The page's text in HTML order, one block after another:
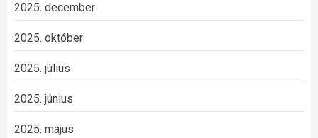
2025. december
2025. október
2025. július
2025. június
2025. május